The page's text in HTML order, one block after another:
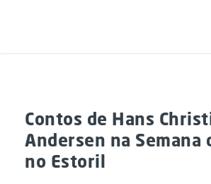
Contos de Hans
Andersen na Semana
no Estoril